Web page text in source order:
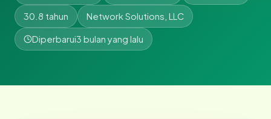
30.8 tahun Network Solutions, LLC
Diperbarui3 bulan yang lalu